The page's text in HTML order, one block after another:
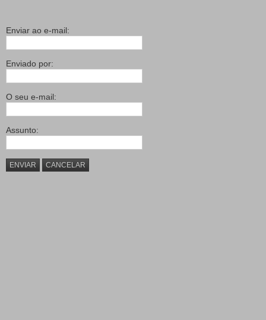
Enviar ao e-mail:
Enviado por:
O seu e-mail:
Assunto:
ENVIAR CANCELAR